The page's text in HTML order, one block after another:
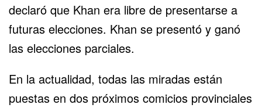
declaró que Khan era libre de presentarse a
futuras elecciones. Khan se presentó y ganó
las elecciones parciales.
En la actualidad, todas las miradas están
puestas en dos próximos comicios provinciales